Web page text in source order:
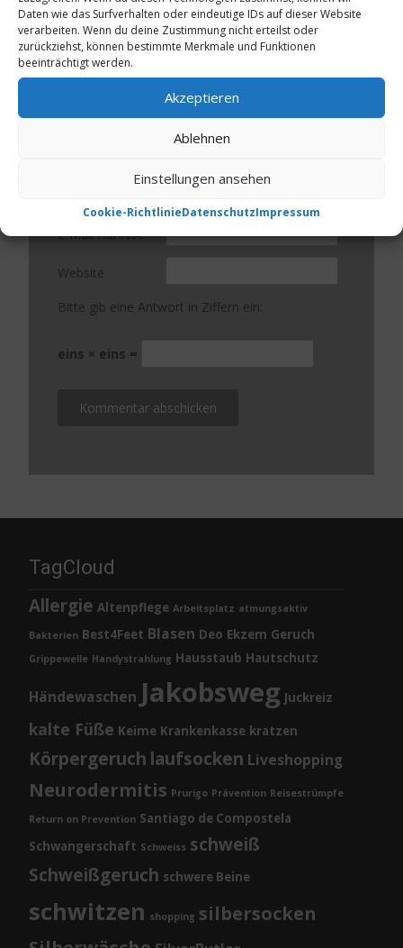
Daten wie das Surfverhalten oder eindeutige IDs auf dieser Website
verarbeiten. Wenn du deine Zustimmung nicht erteilst oder
zurückziehst, können bestimmte Merkmale und Funktionen
beeinträchtigt werden.
Akzeptieren
Ablehnen
Einstellungen ansehen
Cookie-RichtlinieDatenschutzImpressum
E-Mail-Adresse*
Website
Bitte gib eine Antwort in Ziffern ein:
eins × eins =
TagCloud
Allergie Altenpflege Arbeitsplatz atmungsaktiv
Bakterien Best4Feet Blasen Deo Ekzem Geruch
Grippewelle Handystrahlung Hausstaub Hautschutz
Händewaschen Jakobsweg Juckreiz
kalte Füße Keime Krankenkasse kratzen
Körpergeruch laufsocken Liveshopping
Neurodermitis Prurigo Prävention Reisestrümpfe
Return on Prevention Santiago de Compostela
Schwangerschaft Schweiss schweiß
Schweißgeruch schwere Beine
schwitzen shopping silbersocken